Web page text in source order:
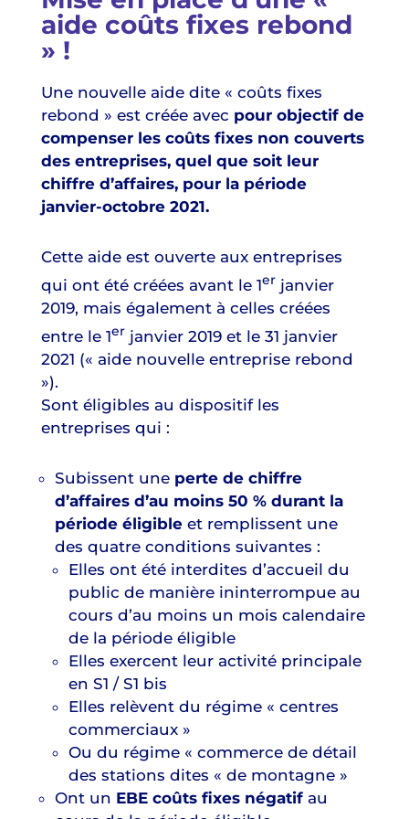
aide coûts fixes rebond
» !
Une nouvelle aide dite « coûts fixes
rebond » est créée avec pour objectif de
compenser les coûts fixes non couverts
des entreprises, quel que soit leur
chiffre d’affaires, pour la période
janvier-octobre 2021.
Cette aide est ouverte aux entreprises
qui ont été créées avant le 1er janvier
2019, mais également à celles créées
entre le 1er janvier 2019 et le 31 janvier
2021 (« aide nouvelle entreprise rebond
»).
Sont éligibles au dispositif les
entreprises qui :
Subissent une perte de chiffre
d’affaires d’au moins 50 % durant la
période éligible et remplissent une
des quatre conditions suivantes :
Elles ont été interdites d’accueil du
public de manière ininterrompue au
cours d’au moins un mois calendaire
de la période éligible
Elles exercent leur activité principale
en S1 / S1 bis
Elles relèvent du régime « centres
commerciaux »
Ou du régime « commerce de détail
des stations dites « de montagne »
Ont un EBE coûts fixes négatif au